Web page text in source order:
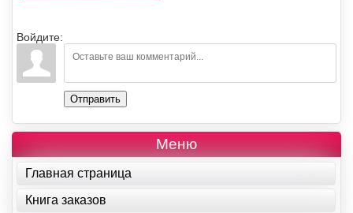
Войдите:
Отправить
Меню
Главная страница
Книга заказов